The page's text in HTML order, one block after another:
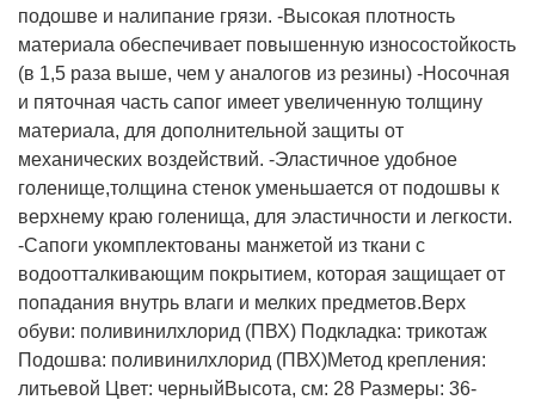
подошве и налипание грязи. -Высокая плотность
материала обеспечивает повышенную износостойкость
(в 1,5 раза выше, чем у аналогов из резины) -Носочная
и пяточная часть сапог имеет увеличенную толщину
материала, для дополнительной защиты от
механических воздействий. -Эластичное удобное
голенище,толщина стенок уменьшается от подошвы к
верхнему краю голенища, для эластичности и легкости.
-Сапоги укомплектованы манжетой из ткани с
водоотталкивающим покрытием, которая защищает от
попадания внутрь влаги и мелких предметов.Верх
обуви: поливинилхлорид (ПВХ) Подкладка: трикотаж
Подошва: поливинилхлорид (ПВХ)Метод крепления:
литьевой Цвет: черныйВысота, см: 28 Размеры: 36-